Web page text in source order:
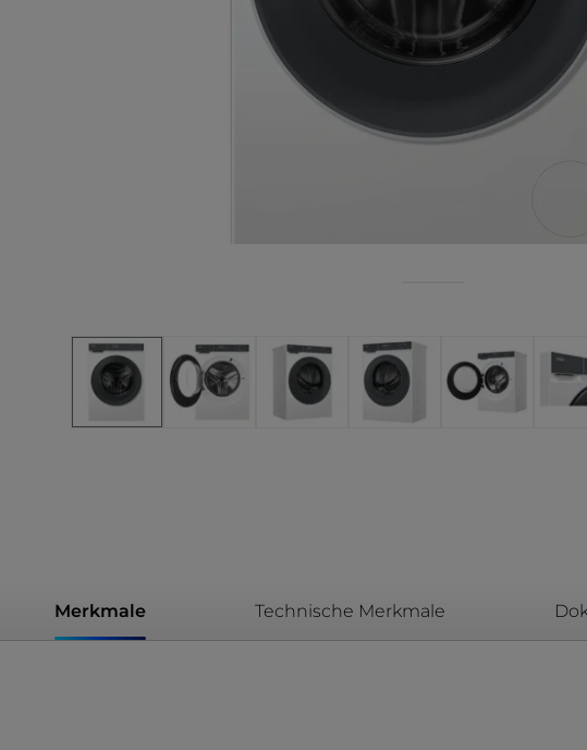
Merkmale Technische Merkmale